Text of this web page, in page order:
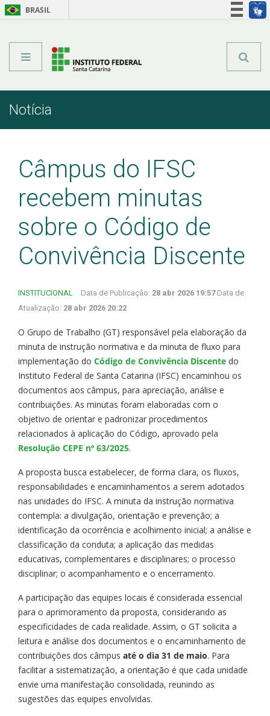
BRASIL
NotíciaInício
Câmpus do IFSC
recebem minutas
sobre o Código de
Convivência Discente
INSTITUCIONAL Data de Publicação: 28 abr 2026 19:57 Data de
Atualização: 28 abr 2026 20:22
O Grupo de Trabalho (GT) responsável pela elaboração da
minuta de instrução normativa e da minuta de fluxo para
implementação do Código de Convivência Discente do
Instituto Federal de Santa Catarina (IFSC) encaminhou os
documentos aos câmpus, para apreciação, análise e
contribuições. As minutas foram elaboradas com o
objetivo de orientar e padronizar procedimentos
relacionados à aplicação do Código, aprovado pela
Resolução CEPE nº 63/2025.
A proposta busca estabelecer, de forma clara, os fluxos,
responsabilidades e encaminhamentos a serem adotados
nas unidades do IFSC. A minuta da instrução normativa
contempla: a divulgação, orientação e prevenção; a
identificação da ocorrência e acolhimento inicial; a análise e
classificação da conduta; a aplicação das medidas
educativas, complementares e disciplinares; o processo
disciplinar; o acompanhamento e o encerramento.
A participação das equipes locais é considerada essencial
para o aprimoramento da proposta, considerando as
especificidades de cada realidade. Assim, o GT solicita a
leitura e análise dos documentos e o encaminhamento de
contribuições dos câmpus até o dia 31 de maio. Para
facilitar a sistematização, a orientação é que cada unidade
envie uma manifestação consolidada, reunindo as
sugestões das equipes envolvidas.